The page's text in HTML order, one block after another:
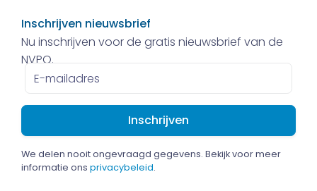
Inschrijven nieuwsbrief
Nu inschrijven voor de gratis nieuwsbrief van de
NVPO.
E-
mailadres
We delen nooit ongevraagd gegevens. Bekijk voor meer
informatie ons privacybeleid.